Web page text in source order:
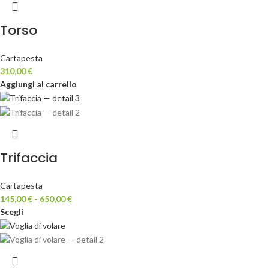
Torso
Cartapesta
310,00€
Aggiungi al carrello
Trifaccia
Cartapesta
145,00€ - 650,00€
Scegli